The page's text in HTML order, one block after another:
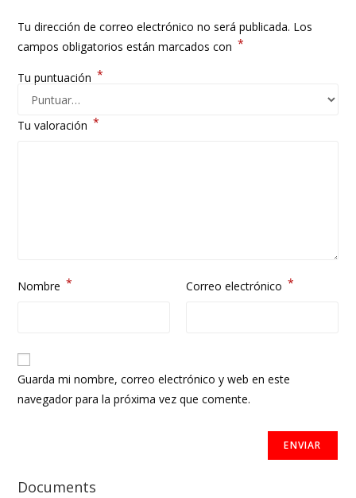
Tu dirección de correo electrónico no será publicada. Los
campos obligatorios están marcados con *
Tu puntuación *
Tu valoración *
Nombre * Correo electrónico *
Guarda mi nombre, correo electrónico y web en este
navegador para la próxima vez que comente.
Documents